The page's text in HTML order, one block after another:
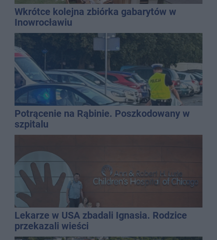
Wkrótce kolejna zbiórka gabarytów w
Inowrocławiu
Potrącenie na Rąbinie. Poszkodowany w
szpitalu
Lekarze w USA zbadali Ignasia. Rodzice
przekazali wieści